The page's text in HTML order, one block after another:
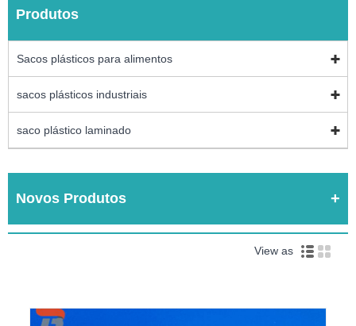
Produtos
Sacos plásticos para alimentos
sacos plásticos industriais
saco plástico laminado
Novos Produtos
View as